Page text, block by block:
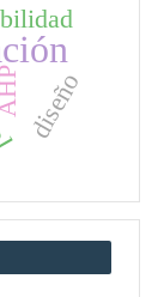
AHP diseño